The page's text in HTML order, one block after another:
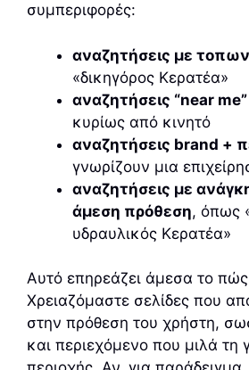
συμπεριφορές:
αναζητήσεις με
«δικηγόρος Κερατέα»
αναζητήσεις “near
κυρίως από κινητό
αναζητήσεις brand +
γνωρίζουν μια
αναζητήσεις με
άμεση πρόθεση, όπως
υδραυλικός Κερατέα»
Αυτό επηρεάζει άμεσα το
Χρειαζόμαστε σελίδες που
στην πρόθεση του χρήστη,
και περιεχόμενο που μιλά τη